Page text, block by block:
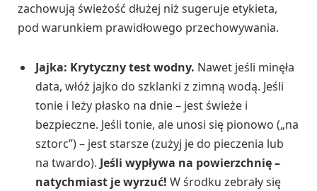
zachowują świeżość dłużej niż sugeruje etykieta,
pod warunkiem prawidłowego przechowywania.
Jajka: Krytyczny test wodny. Nawet jeśli minęła
data, włóż jajko do szklanki z zimną wodą. Jeśli
tonie i leży płasko na dnie – jest świeże i
bezpieczne. Jeśli tonie, ale unosi się pionowo („na
sztorc”) – jest starsze (zużyj je do pieczenia lub
na twardo). Jeśli wypływa na powierzchnię –
natychmiast je wyrzuć! W środku zebrały się